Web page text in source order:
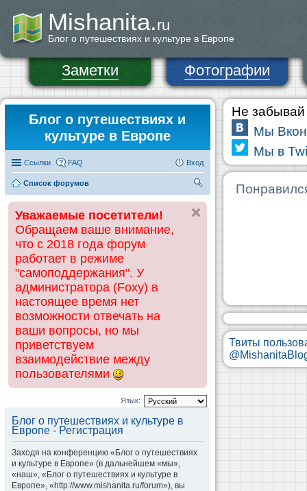
Mishanita.ru
Блог о путешествиях и культуре в Европе
Заметки Фотографии
Блог о путешествиях и
культуре в Европе
Ссылки FAQ Вход
Список форумов
ск
Уважаемые посетители!
Обращаем ваше внимание,
что с 2018 года форум
работает в режиме
"самоподдержания". У
администратора (Foxy) в
настоящее время нет
возможности отвечать на
ваши вопросы, но мы
приветствуем
взаимодействие между
пользователями
Язык:
Блог о путешествиях и культуре в
Европе - Регистрация
Заходя на конференцию «Блог о путешествиях
и культуре в Европе» (в дальнейшем «мы»,
«наш», «Блог о путешествиях и культуре в
Европе», «http://www.mishanita.ru/forum»), вы
Не забывай
Мы
Мы в
Твиты